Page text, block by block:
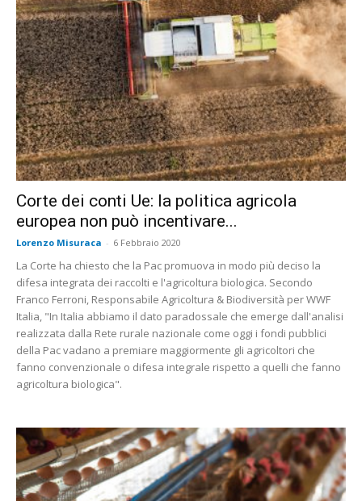
Corte dei conti Ue: la politica agricola
europea non può incentivare...
Lorenzo Misuraca - 6 Febbraio 2020
La Corte ha chiesto che la Pac promuova in modo più deciso la
difesa integrata dei raccolti e l'agricoltura biologica. Secondo
Franco Ferroni, Responsabile Agricoltura & Biodiversità per WWF
Italia, "In Italia abbiamo il dato paradossale che emerge dall'analisi
realizzata dalla Rete rurale nazionale come oggi i fondi pubblici
della Pac vadano a premiare maggiormente gli agricoltori che
fanno convenzionale o difesa integrale rispetto a quelli che fanno
agricoltura biologica".